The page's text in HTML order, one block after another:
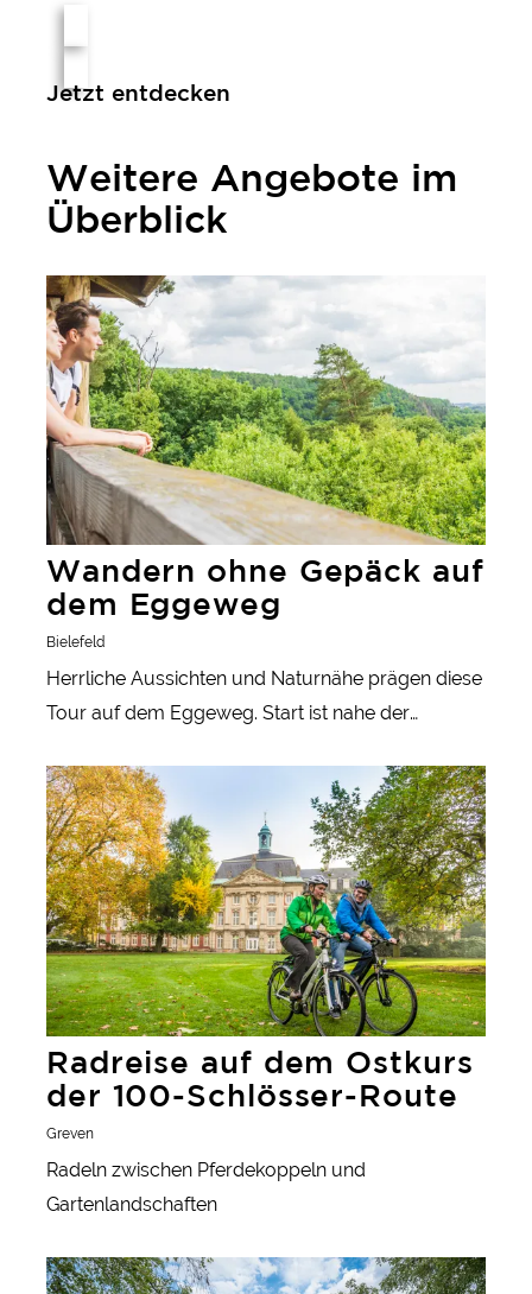
Jetzt entdecken
Weitere Angebote im
Überblick
Wandern ohne Gepäck auf
dem Eggeweg
Bielefeld
Herrliche Aussichten und Naturnähe prägen diese
Tour auf dem Eggeweg. Start ist nahe der
Silberbachtal über die Velmerstot und Bad
Driburg bis nach Marsberg.
Wandern ohne Gepäck auf dem Eggeweg
Radreise auf dem Ostkurs
der 100-Schlösser-Route
Greven
Radeln zwischen Pferdekoppeln und
Gartenlandschaften
Radreise auf dem Ostkurs der 100-Schlösser-Route
Fit auf's Rad